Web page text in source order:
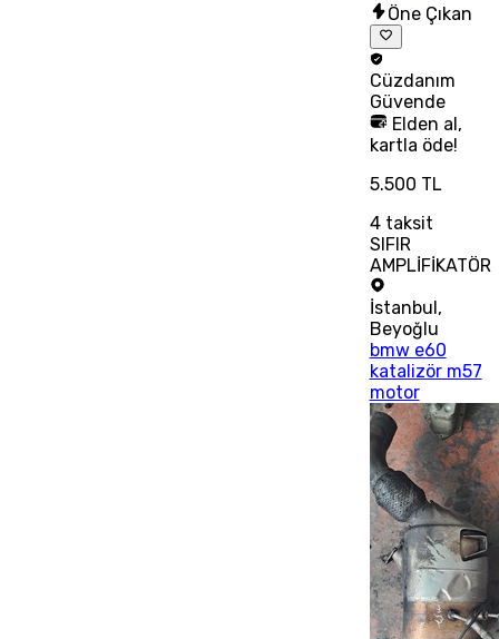
Öne Çıkan
Cüzdanım
Güvende
Elden al,
kartla öde!
5.500 TL
4taksit
SIFIR
AMPLİFİKATÖR
İstanbul ,
Beyoğlu
bmw e60
katalizör m57
motor